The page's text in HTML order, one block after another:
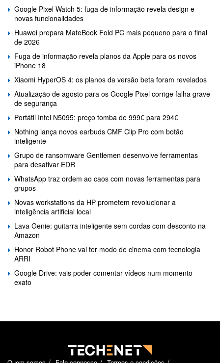
Google Pixel Watch 5: fuga de informação revela design e
novas funcionalidades
Huawei prepara MateBook Fold PC mais pequeno para o final
de 2026
Fuga de informação revela planos da Apple para os novos
iPhone 18
Xiaomi HyperOS 4: os planos da versão beta foram revelados
Atualização de agosto para os Google Pixel corrige falha grave
de segurança
Portátil Intel N5095: preço tomba de 999€ para 294€
Nothing lança novos earbuds CMF Clip Pro com botão
inteligente
Grupo de ransomware Gentlemen desenvolve ferramentas
para desativar EDR
WhatsApp traz ordem ao caos com novas ferramentas para
grupos
Novas workstations da HP prometem revolucionar a
inteligência artificial local
Lava Genie: guitarra inteligente sem cordas com desconto na
Amazon
Honor Robot Phone vai ter modo de cinema com tecnologia
ARRI
Google Drive: vais poder comentar vídeos num momento
exato